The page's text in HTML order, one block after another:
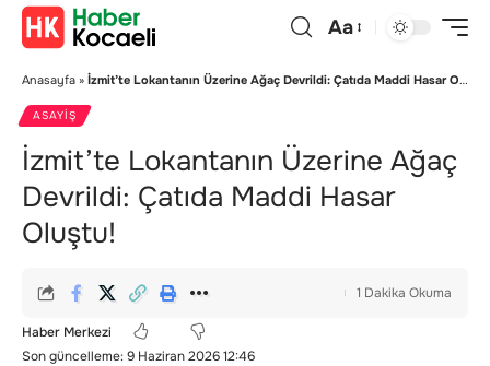
Aa
Anasayfa » İzmit’te Lokantanın Üzerine Ağaç Devrildi: Çatıda Maddi Hasar Oluştu!
ASAYIŞ
İzmit’te Lokantanın Üzerine Ağaç
Devrildi: Çatıda Maddi Hasar
Oluştu!
Son güncelleme: 9 Haziran 2026 12:46
Haber Merkezi
1 Dakika Okuma